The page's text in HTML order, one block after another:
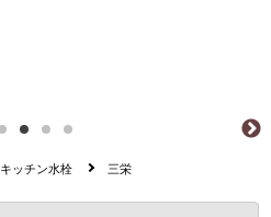
キッチン水栓 三栄